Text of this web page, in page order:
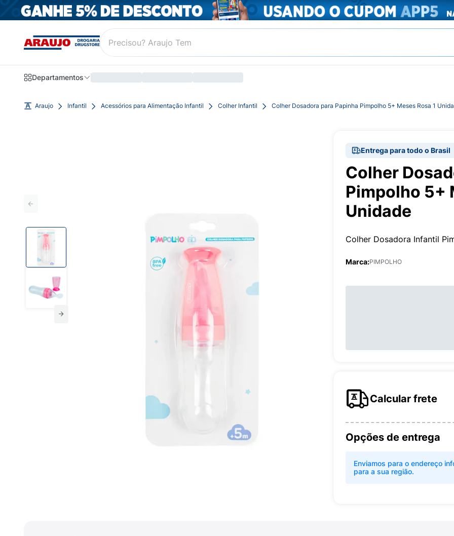
Departamentos
Araujo Infantil Acessórios para Alimentação Infantil Colher Infantil Colher Dosadora para Papinha Pimpolho 5+ Meses Rosa 1
Entrega para todo o Brasil
Colher
Pimpolho 5+
Unidade
Colher Dosadora Infantil
Marca:PIMPOLHO
Calcular frete
Opções de entrega
Enviamos para o endereço
para a sua região.